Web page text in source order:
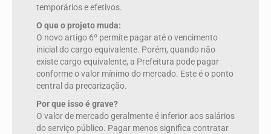
temporários e efetivos.
O que o projeto muda:
O novo artigo 6º permite pagar até o vencimento
inicial do cargo equivalente. Porém, quando não
existe cargo equivalente, a Prefeitura pode pagar
conforme o valor mínimo do mercado. Este é o ponto
central da precarização.
Por que isso é grave?
O valor de mercado geralmente é inferior aos salários
do serviço público. Pagar menos significa contratar